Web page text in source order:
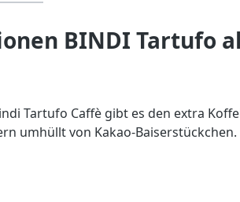
BINDI Tartufo
Tartufo Caffè gibt es den extra
umhüllt von Kakao-Baiserstückchen.